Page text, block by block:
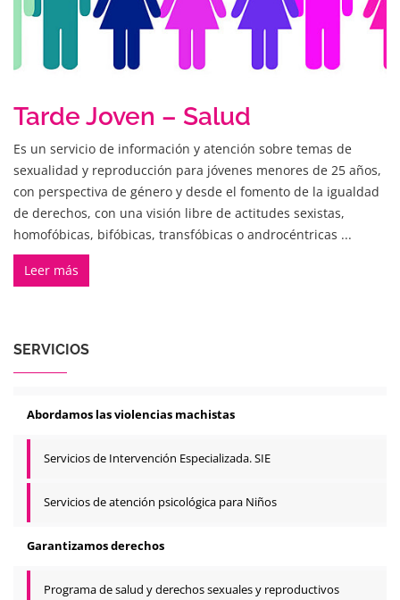
SERVICIOS
Abordamos las violencias machistas
Servicios de Intervención Especializada. SIE
Servicios de atención psicológica para Niños
Garantizamos derechos
Programa de salud y derechos sexuales y reproductivos
Tarde Joven – Salud
Es un servicio de información y atención sobre temas de
sexualidad y reproducción para jóvenes menores de 25 años,
con perspectiva de género y desde el fomento de la igualdad
de derechos, con una visión libre de actitudes sexistas,
homofóbicas, bifóbicas, transfóbicas o androcéntricas ...
Leer más